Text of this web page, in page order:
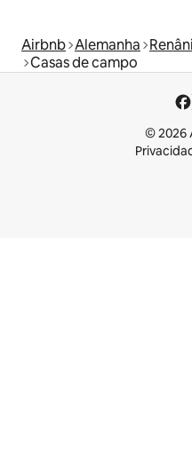
Airbnb Alemanha
Casas de campo
© 2026